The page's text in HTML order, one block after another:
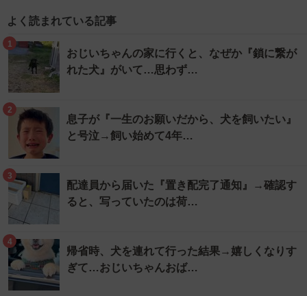
よく読まれている記事
1
おじいちゃんの家に行くと、なぜか『鎖に繋が
れた犬』がいて…思わず…
2
息子が『一生のお願いだから、犬を飼いたい』
と号泣→飼い始めて4年…
3
配達員から届いた『置き配完了通知』→確認す
ると、写っていたのは荷…
4
帰省時、犬を連れて行った結果→嬉しくなりす
ぎて…おじいちゃんおば…